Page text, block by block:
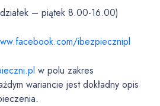
– piątek 8.00-16.00)
ibezpiecznipl
w polu zakres
wariancie jest dokładny opis